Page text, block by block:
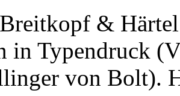
&
in Typendruck
von Bolt).